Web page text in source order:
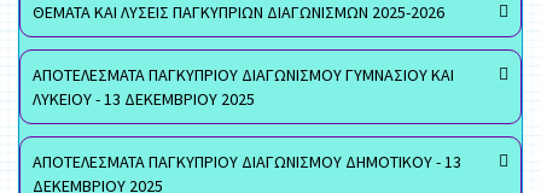
ΘΕΜΑΤΑ ΚΑΙ ΛΥΣΕΙΣ ΠΑΓΚΥΠΡΙΩΝ ΔΙΑΓΩΝΙΣΜΩΝ 2025-2026
ΑΠΟΤΕΛΕΣΜΑΤΑ ΠΑΓΚΥΠΡΙΟΥ ΔΙΑΓΩΝΙΣΜΟΥ ΓΥΜΝΑΣΙΟΥ ΚΑΙ
ΛΥΚΕΙΟΥ - 13 ΔΕΚΕΜΒΡΙΟΥ 2025
ΑΠΟΤΕΛΕΣΜΑΤΑ ΠΑΓΚΥΠΡΙΟΥ ΔΙΑΓΩΝΙΣΜΟΥ ΔΗΜΟΤΙΚΟΥ - 13
ΔΕΚΕΜΒΡΙΟΥ 2025